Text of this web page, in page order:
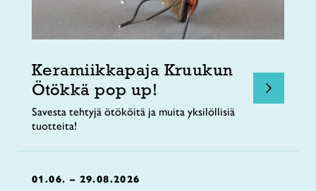
Keramiikkapaja Kruukun
Ötökkä pop up!
Savesta tehtyjä ötököitä ja muita yksilöllisiä
tuotteita!
01.06. – 29.08.2026